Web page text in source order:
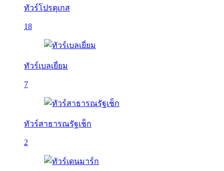
ทัวร์โปรตุเกส
18
ทัวร์เบลเยี่ยม
7
ทัวร์สาธารณรัฐเช็ก
2